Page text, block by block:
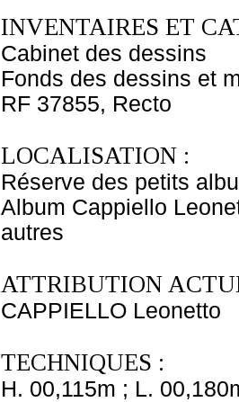
INVENTAIRES ET
Cabinet des dessins
Fonds des dessins et
RF 37855, Recto
LOCALISATION :
Réserve des petits
Album Cappiello
autres
ATTRIBUTION
CAPPIELLO Leonetto
TECHNIQUES :
H. 00,115m ; L.